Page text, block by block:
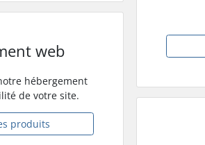
web
hébergement
de votre site.
produits